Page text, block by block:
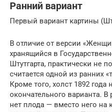
Ранний вариант
Первый вариант картины
В отличие от версии
хранящийся в
Штутгарта, практически не
считается одной из ранних
Кроме того, холст 1892
окончательного варианта. В
нет плода — вместо него на